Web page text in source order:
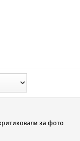
за фото